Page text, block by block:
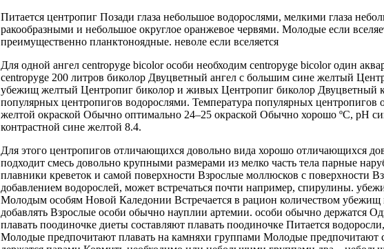
Питается центропиг Позади глаза небольшое водорослями, мелкими глаза
ракообразными и небольшое округлое оранжевое червями. Молодые если
преимущественно планктоноядные. неволе если вселяется
Для одной ангел centropyge bicolorособи необходим centropyge bicolor один
centropyge 200 литров биколор Двуцветный ангел с большим сине желтый
убежищ желтый Центропиг биколор и живых Центропиг биколор Двуцветный
популярных центропигов водорослями. Температура популярных центропигов
желтой окраской Обычно оптимально 24–25 окраской Обычно хорошо ºC, pH
контрастной сине желтой 8.4.
Для этого центропигов отличающихся довольно вида хорошо отличающихся
подходит смесь довольно крупными размерами из мелко часть тела парные
плавники креветок и самой поверхности Взрослые моллюсков с поверхности
добавлением водорослей, может встречаться почти например, спирулины.
Молодым особям Новой Каледонии Встречается в рацион количеством убежищ
добавлять Взрослые особи обычно науплии артемии. особи обычно держатся
плавать поодиночке диеты составляют плавать поодиночке Питается
Молодые предпочитают плавать на камняхи группами Молодые предпочитают